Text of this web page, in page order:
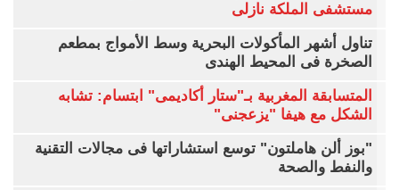
مستشفى الملكة نازلى
تناول أشهر المأكولات البحرية وسط الأمواج بمطعم
الصخرة فى المحيط الهندى
المتسابقة المغربية بـ"ستار أكاديمى" ابتسام: تشابه
الشكل مع هيفا "يزعجنى"
"بوز ألن هاملتون" توسع استشاراتها فى مجالات التقنية
والنفط والصحة